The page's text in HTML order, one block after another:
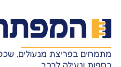
מתמחים בפריצת מנעולים,
כספות ונעילה לרכב.